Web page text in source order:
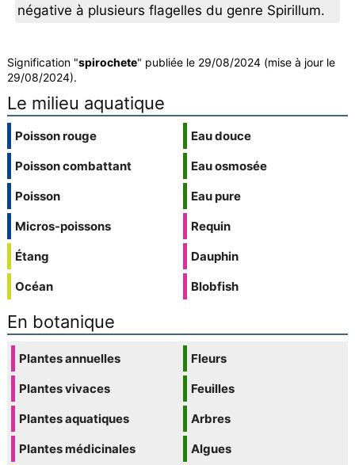
négative à plusieurs flagelles du genre Spirillum.
Signification "spirochete" publiée le 29/08/2024 (mise à jour le
29/08/2024).
Le milieu aquatique
Poisson rouge
Poisson combattant
Poisson
Micros-poissons
Étang
Océan
Eau douce
Eau osmosée
Eau pure
Requin
Dauphin
Blobfish
En botanique
Plantes annuelles
Plantes vivaces
Plantes aquatiques
Plantes médicinales
Fleurs
Feuilles
Arbres
Algues